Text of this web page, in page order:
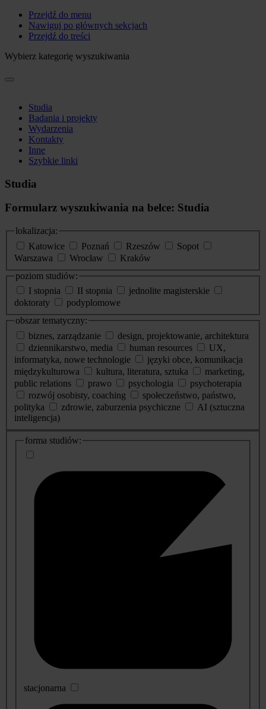
Przejdź do menu
Nawiguj po głównych sekcjach
Przejdź do treści
Wybierz kategorię wyszukiwania
Studia
Badania i projekty
Wydarzenia
Kontakty
Inne
Szybkie linki
Studia
Formularz wyszukiwania na belce: Studia
lokalizacja:
Katowice
Poznań Rzeszów
Sopot
Warszawa
Wrocław
Kraków
poziom studiów:
I stopnia
II stopnia
jednolite magisterskie
doktoraty
podyplomowe
obszar tematyczny:
biznes, zarządzanie
design, projektowanie, architektura
dziennikarstwo, media
human resources
UX,
informatyka, nowe technologie
języki obce, komunikacja
międzykulturowa
kultura, literatura, sztuka
marketing,
public relations
prawo psychologia
psychoterapia
rozwój osobisty, coaching
społeczeństwo, państwo,
polityka
zdrowie, zaburzenia psychiczne
AI (sztuczna
inteligencja)
dodatkowe
informacje
forma studiów:
stacjonarna